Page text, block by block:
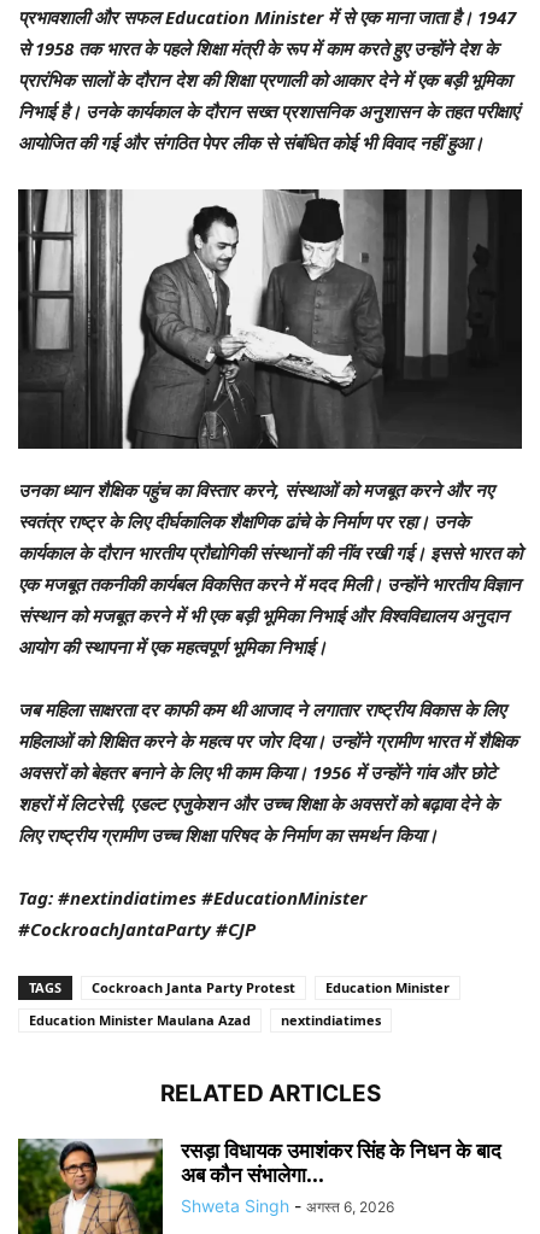
प्रभावशाली और सफल Education Minister में से एक माना जाता है। 1947
से 1958 तक भारत के पहले शिक्षा मंत्री के रूप में काम करते हुए उन्होंने देश के
प्रारंभिक सालों के दौरान देश की शिक्षा प्रणाली को आकार देने में एक बड़ी भूमिका
निभाई है। उनके कार्यकाल के दौरान सख्त प्रशासनिक अनुशासन के तहत परीक्षाएं
आयोजित की गई और संगठित पेपर लीक से संबंधित कोई भी विवाद नहीं हुआ।
उनका ध्यान शैक्षिक पहुंच का विस्तार करने, संस्थाओं को मजबूत करने और नए
स्वतंत्र राष्ट्र के लिए दीर्घकालिक शैक्षणिक ढांचे के निर्माण पर रहा। उनके
कार्यकाल के दौरान भारतीय प्रौद्योगिकी संस्थानों की नींव रखी गई। इससे भारत को
एक मजबूत तकनीकी कार्यबल विकसित करने में मदद मिली। उन्होंने भारतीय विज्ञान
संस्थान को मजबूत करने में भी एक बड़ी भूमिका निभाई और विश्वविद्यालय अनुदान
आयोग की स्थापना में एक महत्वपूर्ण भूमिका निभाई।
जब महिला साक्षरता दर काफी कम थी आजाद ने लगातार राष्ट्रीय विकास के लिए
महिलाओं को शिक्षित करने के महत्व पर जोर दिया। उन्होंने ग्रामीण भारत में शैक्षिक
अवसरों को बेहतर बनाने के लिए भी काम किया। 1956 में उन्होंने गांव और छोटे
शहरों में लिटरेसी, एडल्ट एजुकेशन और उच्च शिक्षा के अवसरों को बढ़ावा देने के
लिए राष्ट्रीय ग्रामीण उच्च शिक्षा परिषद के निर्माण का समर्थन किया।
Tag: #nextindiatimes #EducationMinister
#CockroachJantaParty #CJP
TAGS Cockroach Janta Party Protest
Education Minister
Education Minister Maulana Azad
nextindiatimes
RELATED ARTICLES
रसड़ा विधायक उमाशंकर सिंह के निधन के बाद
अब कौन संभालेगा...
Shweta Singh - अगस्त 6, 2026